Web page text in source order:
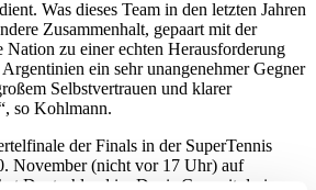
Was dieses Team in den letzten Jahren
Zusammenhalt, gepaart mit der
Nation zu einer echten Herausforderung
ein sehr unangenehmer Gegner
Selbstvertrauen und klarer
so Kohlmann.
der Finals in der SuperTennis
November (nicht vor 17 Uhr) auf
Deutschland im Davis Cup mit drei